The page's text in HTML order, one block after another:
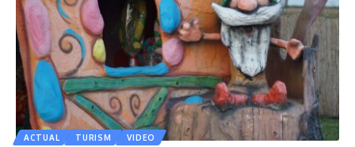
ACTUAL TURISM VIDEO